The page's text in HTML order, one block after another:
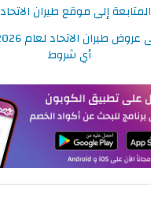
المتابعة إلى موقع طيران الاتحاد
أي شروط